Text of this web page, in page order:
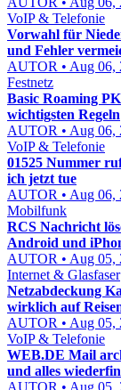
VoIP & Telefonie
Vorwahl für
und Fehler
AUTOR • Aug 06,
Festnetz
Basic Roaming
wichtigsten Regeln
AUTOR • Aug 06,
VoIP & Telefonie
01525 Nummer
ich jetzt tue
AUTOR • Aug 06,
Mobilfunk
RCS Nachricht
Android und
AUTOR • Aug 05,
Internet & Glasfaser
Netzabdeckung
wirklich auf
AUTOR • Aug 05,
VoIP & Telefonie
WEB.DE Mail
und alles
AUTOR • Aug 05,